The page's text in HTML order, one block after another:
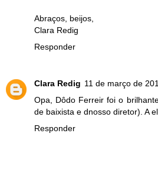
Abraços, beijos,
Clara Redig
Responder
Clara Redig 11 de março de
Opa, Dôdo Ferreir foi o
de baixista e dnosso diretor). A
Responder